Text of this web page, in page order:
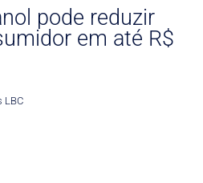
pode reduzir
em até R$
LBC